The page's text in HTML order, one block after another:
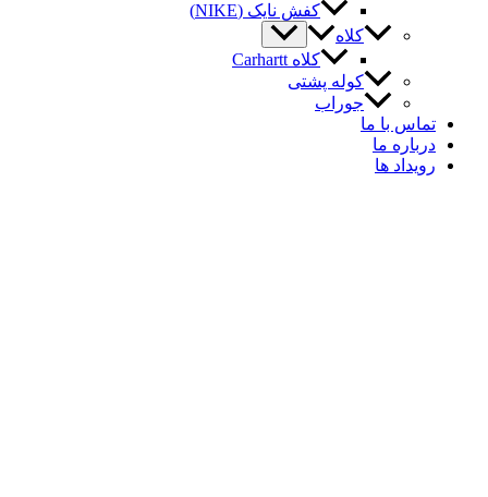
کفش نایک (NIKE)
کلاه
کلاه Carhartt
کوله پشتی
جوراب
با ما
ما
ها